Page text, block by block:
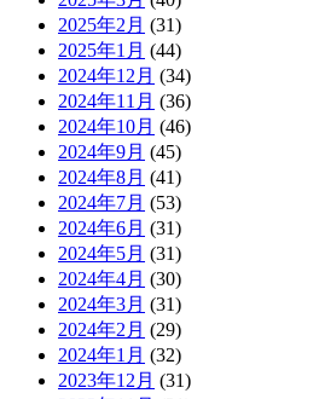
2025年2月 (31)
2025年1月 (44)
2024年12月 (34)
2024年11月 (36)
2024年10月 (46)
2024年9月 (45)
2024年8月 (41)
2024年7月 (53)
2024年6月 (31)
2024年5月 (31)
2024年4月 (30)
2024年3月 (31)
2024年2月 (29)
2024年1月 (32)
2023年12月 (31)